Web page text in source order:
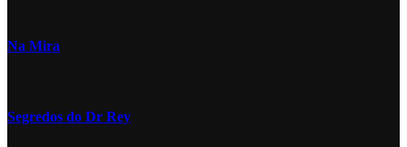
Na Mira
Segredos do Dr Rey